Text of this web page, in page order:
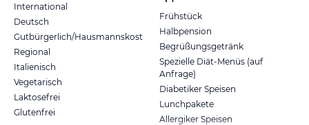
International
Deutsch
Gutbürgerlich/Hausmannskost
Regional
Italienisch
Vegetarisch
Laktosefrei
Glutenfrei
Frühstück
Halbpension
Begrüßungsgetränk
Spezielle Diät-Menüs (auf
Anfrage)
Diabetiker Speisen
Lunchpakete
Allergiker Speisen